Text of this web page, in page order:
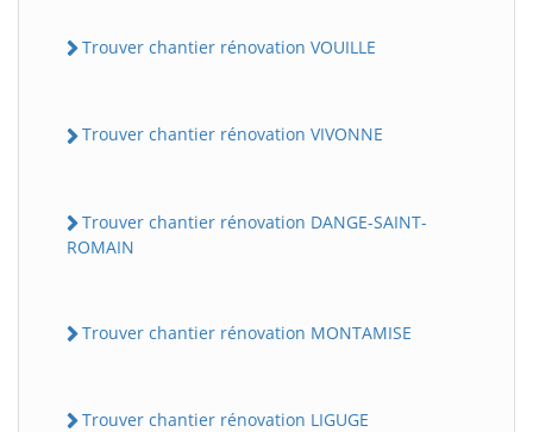
Trouver chantier rénovation VOUILLE
Trouver chantier rénovation VIVONNE
Trouver chantier rénovation DANGE-SAINT-
ROMAIN
Trouver chantier rénovation MONTAMISE
Trouver chantier rénovation LIGUGE